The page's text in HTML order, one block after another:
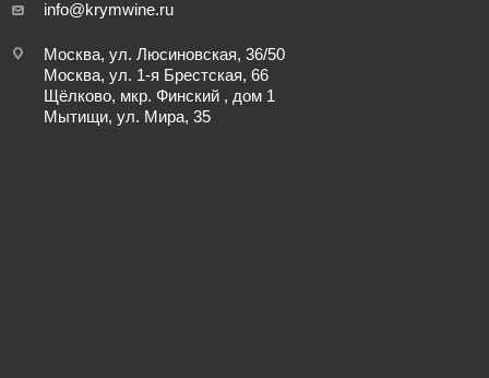
info@krymwine.ru
Москва, ул. Люсиновская, 36/50
Москва, ул. 1-я Брестская, 66
Щёлково, мкр. Финский , дом 1
Мытищи, ул. Мира, 35